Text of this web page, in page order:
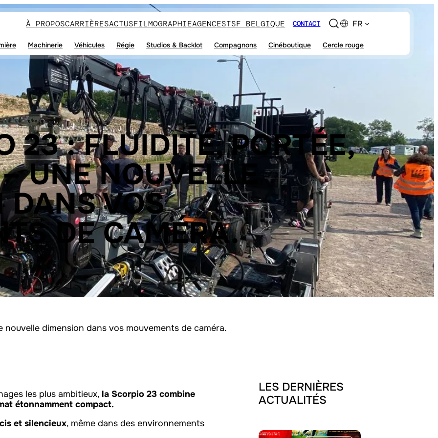
À PROPOSCARRIÈRESACTUSFILMOGRAPHIEAGENCESTSF BELGIQUE CONTACT FR
Machinerie Véhicules Régie Studios & Backlot Compagnons Cinéboutique Cercle rouge
23 : FLUIDITÉ, PORTÉE,
UNE NOUVELLE
DANS VOS
DE CAMÉRA.
dimension dans vos mouvements de caméra.
les plus ambitieux, la Scorpio 23 combine
étonnamment compact.
et silencieux, même dans des environnements
LES DERNIÈRES
ACTUALITÉS